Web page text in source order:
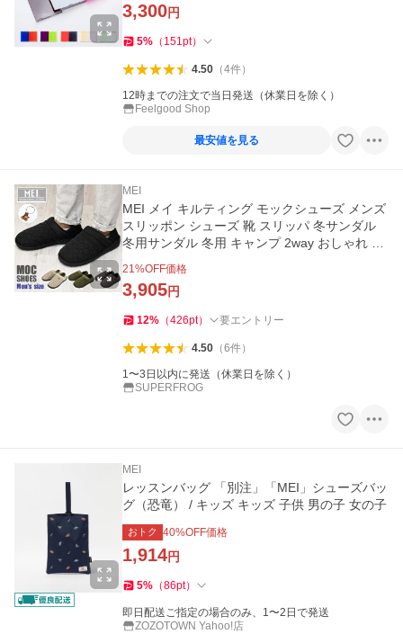
3,300円
5% （ 151pt）
4.50（4件）
12時までの注文で当日発送（休業日を除く）
Feelgood Shop
最安値を見る
MEI
MEI メイ キルティング モックシューズ メンズ
スリッポン シューズ 靴 スリッパ 冬サンダル
冬用サンダル 冬用 キャンプ 2way おしゃれ ブ
21%OFF価格
3,905円
12% （426pt） 要エントリー
4.50（6件）
1〜3日以内に発送（休業日を除く）
SUPERFROG
MEI
レッスンバッグ 「別注」「MEI」シューズバッ
グ（恐竜） / キッズ キッズ 子供 男の子 女の子
おトク 40%OFF価格
1,914円
5% （86pt）
即日配送ご指定の場合のみ、1〜2日で発送
ZOZOTOWN Yahoo!店